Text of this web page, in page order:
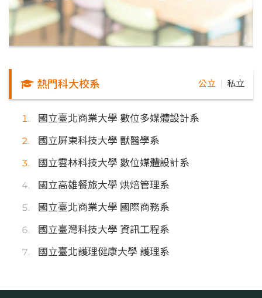
熱門科大校系 公立 私立
國立臺北商業大學 數位多媒體設計系
國立屏東科技大學 獸醫學系
國立雲林科技大學 數位媒體設計系
國立高雄餐旅大學 烘焙管理系
國立臺北商業大學 國際商務系
國立臺灣科技大學 資訊工程系
國立臺北護理健康大學 護理系